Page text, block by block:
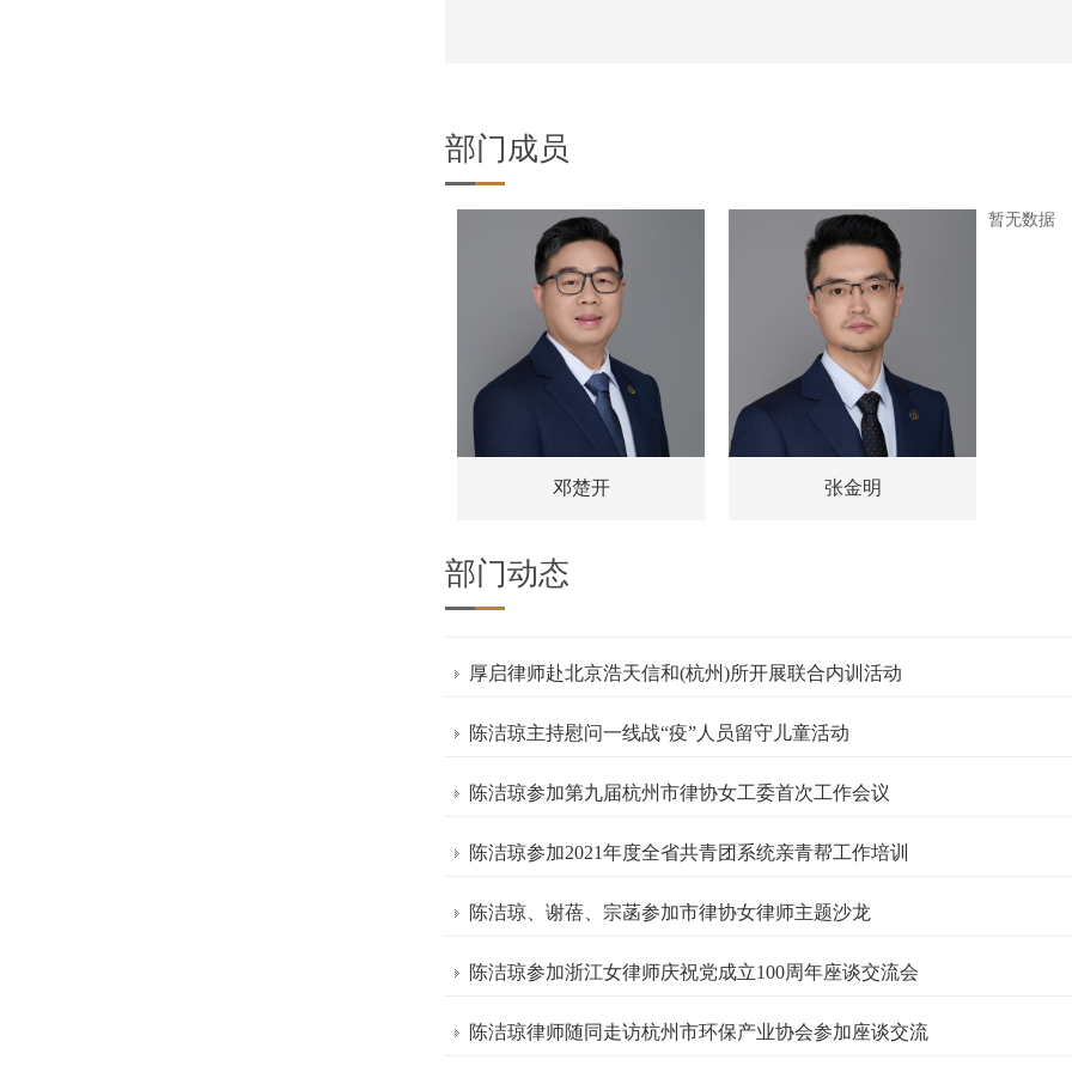
部门成员
邓楚开 张金明
暂无数据
部门动态
陈洁琼参加浙江女律师庆祝党成立100周年座谈交流会
陈洁琼律师随同走访杭州市环保产业协会参加座谈交流
陈洁琼参加杭州市律协第九届女律委2021年首次会议
陈蓟、陈洁琼在浙江省法学会律师法学研究会2020年理论年会获奖
陈洁琼、宗菡参观、访问江西盛义所
陈洁琼受邀为江西上饶环药食侦查支队讲课
陈洁琼参加环资委2020年度第一次工作会议暨“新能源项目开发与投资
厚启律师赴北京浩天信和(杭州)所开展联合内训活动
陈洁琼主持慰问一线战“疫”人员留守儿童活动
陈洁琼参加第九届杭州市律协女工委首次工作会议
陈洁琼参加2021年度全省共青团系统亲青帮工作培训
陈洁琼、谢蓓、宗菡参加市律协女律师主题沙龙
陈洁琼参加浙江女律师庆祝党成立100周年座谈交流会
陈洁琼律师随同走访杭州市环保产业协会参加座谈交流
陈洁琼参加杭州市律协第九届女律委2021年首次会议